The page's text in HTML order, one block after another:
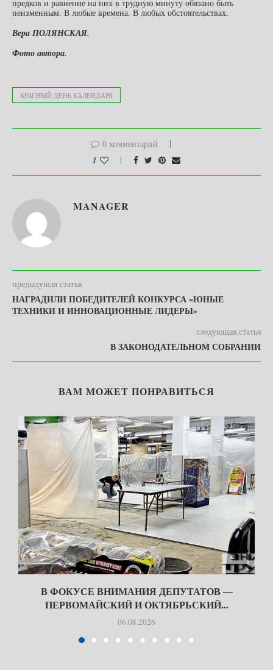
предков и равнение на них в трудную минуту обязано быть
неизменным. В любые времена. В любых обстоятельствах.
Вера ПОЛЯНСКАЯ.
Фото автора.
КРАСНЫЙ ДЕНЬ КАЛЕНДАРЯ
0 комментарий
1
MANAGER
предыдущая статья
НАГРАДИЛИ ПОБЕДИТЕЛЕЙ КОНКУРСА «ЮНЫЕ
ТЕХНИКИ И ИННОВАЦИОННЫЕ ЛИДЕРЫ»
следующая статья
В ЗАКОНОДАТЕЛЬНОМ СОБРАНИИ
ВАМ МОЖЕТ ПОНРАВИТЬСЯ
В ФОКУСЕ ВНИМАНИЯ ДЕПУТАТОВ —
ПЕРВОМАЙСКИЙ И ОКТЯБРЬСКИЙ...
06.08.2026